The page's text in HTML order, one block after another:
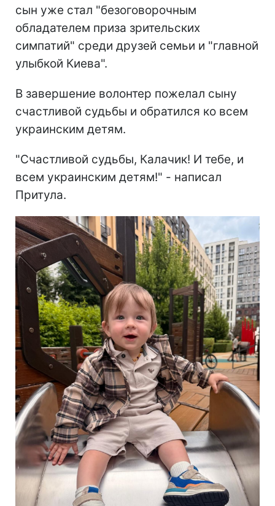
сын уже стал "безоговорочным
обладателем приза зрительских
симпатий" среди друзей семьи и "главной
улыбкой Киева".
В завершение волонтер пожелал сыну
счастливой судьбы и обратился ко всем
украинским детям.
"Счастливой судьбы, Калачик! И тебе, и
всем украинским детям!" - написал
Притула.